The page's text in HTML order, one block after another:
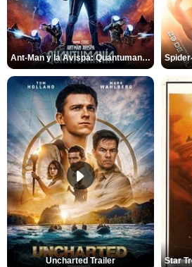
Ant-Man y la Avispa: Quantumanía Tráiler (2)
Uncharted Trailer